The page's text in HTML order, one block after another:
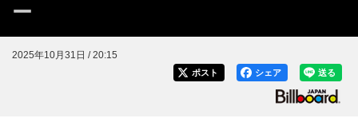
ー
2025年10月31日 / 20:15
送る
シェア
ポスト